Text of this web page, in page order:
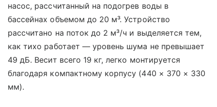
насос, рассчитанный на подогрев воды в
бассейнах объемом до 20 м³. Устройство
рассчитано на поток до 2 м³/ч и выделяется тем,
как тихо работает — уровень шума не превышает
49 дБ. Весит всего 19 кг, легко монтируется
благодаря компактному корпусу (440 × 370 × 330
мм).